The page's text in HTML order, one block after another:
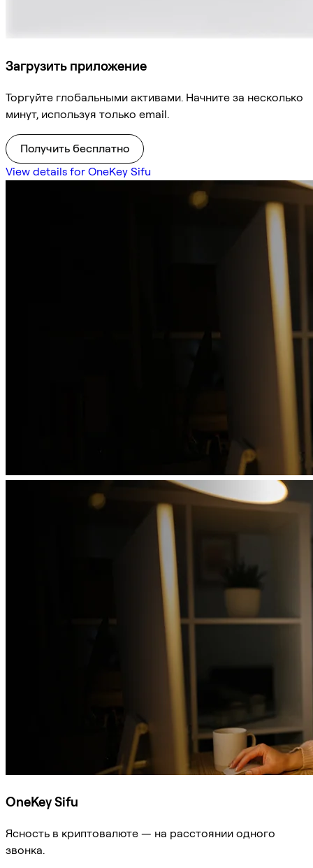
Загрузить приложение
Торгуйте глобальными активами. Начните за несколько
минут, используя только email.
Получить бесплатно
View details for OneKey Sifu
OneKey Sifu
Ясность в криптовалюте — на расстоянии одного
звонка.